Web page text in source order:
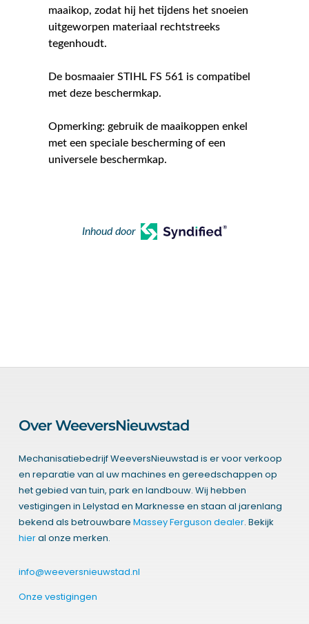
maaikop, zodat hij het tijdens het snoeien
uitgeworpen materiaal rechtstreeks
tegenhoudt.
De bosmaaier STIHL FS 561 is compatibel
met deze beschermkap.
Opmerking: gebruik de maaikoppen enkel
met een speciale bescherming of een
universele beschermkap.
Inhoud door
Over WeeversNieuwstad
Mechanisatiebedrijf WeeversNieuwstad is er voor verkoop
en reparatie van al uw machines en gereedschappen op
het gebied van tuin, park en landbouw. Wij hebben
vestigingen in Lelystad en Marknesse en staan al jarenlang
bekend als betrouwbare Massey Ferguson dealer. Bekijk
hieral onze merken.
info@weeversnieuwstad.nl
Onze vestigingen